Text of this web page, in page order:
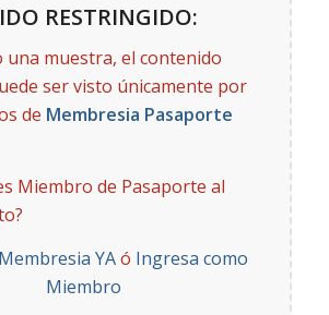
RESTRINGIDO:
una muestra, el contenido
ser visto únicamente por
de Membresia Pasaporte
Miembro de Pasaporte al
YAó Ingresa como
Miembro